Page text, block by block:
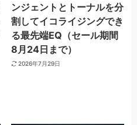
ンジェントとトーナルを分
割してイコライジングでき
る最先端EQ（セール期間
8月24日まで）
2026年7月29日